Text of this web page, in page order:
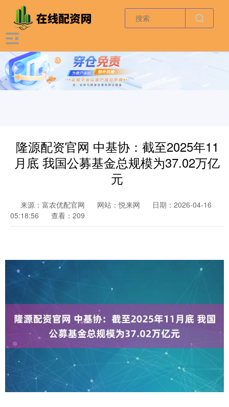
隆源配资官网 中基协：截至2025年11
月底 我国公募基金总规模为37.02万亿
元
来源：富农优配官网 网站：悦来网
日期：2026-04-16
05:18:56
查看：209